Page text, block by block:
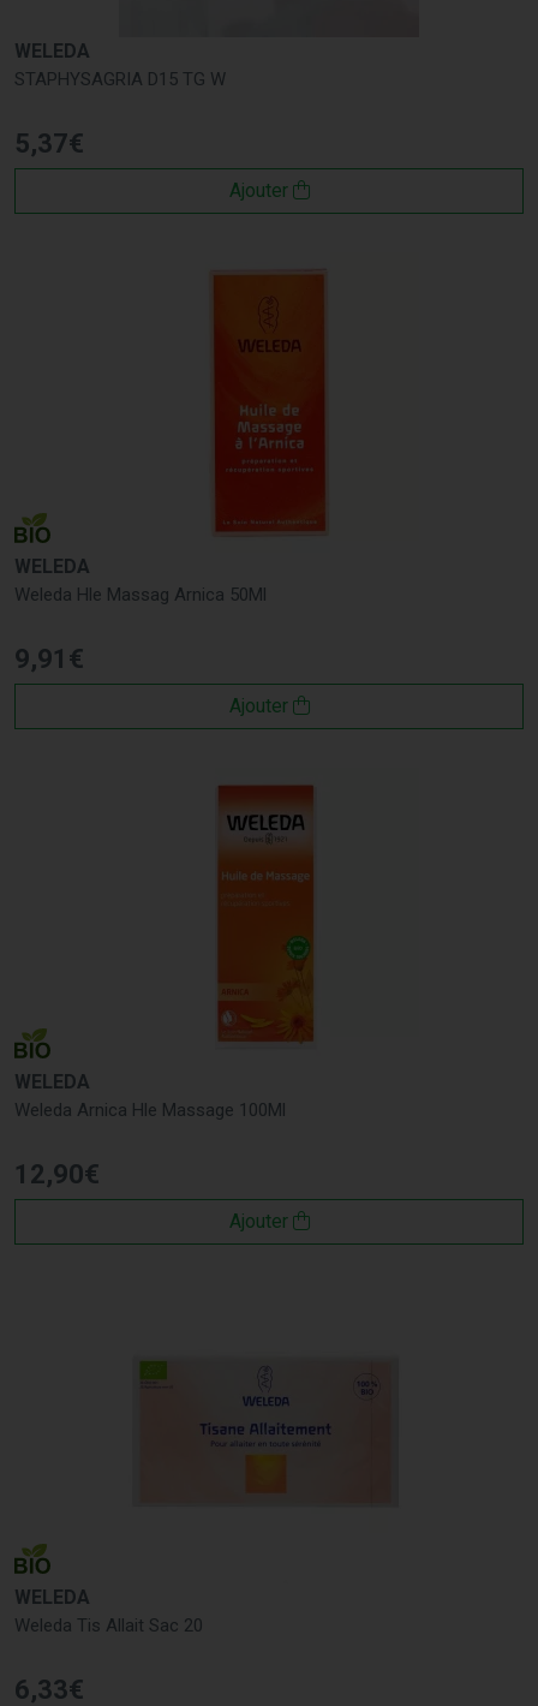
WELEDA
STAPHYSAGRIA D15 TG W
5,37€
Ajouter
WELEDA
Weleda Hle Massag Arnica 50Ml
9,91 €
Ajouter
WELEDA
Weleda Arnica Hle Massage 100Ml
12,90€
Ajouter
WELEDA
Weleda Tis Allait Sac 20
6,33€